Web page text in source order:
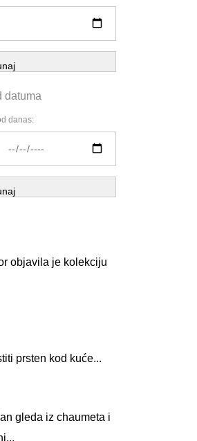
datuma
danas:
objavila je kolekciju
prsten kod kuće...
gleda iz chaumeta i